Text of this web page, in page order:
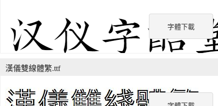
字體下載
漢儀雙線體繁.ttf